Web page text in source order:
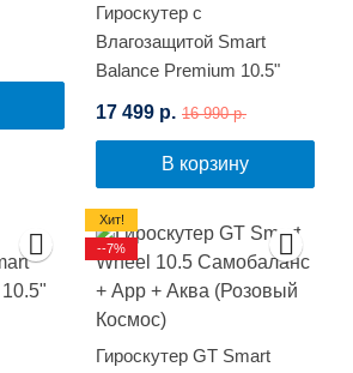
Гироскутер с
Влагозащитой Smart
Balance Premium 10.5"
17 499 р. 16 990 р.
В корзину
Гироскутер GT Smart
Хит!
--7%